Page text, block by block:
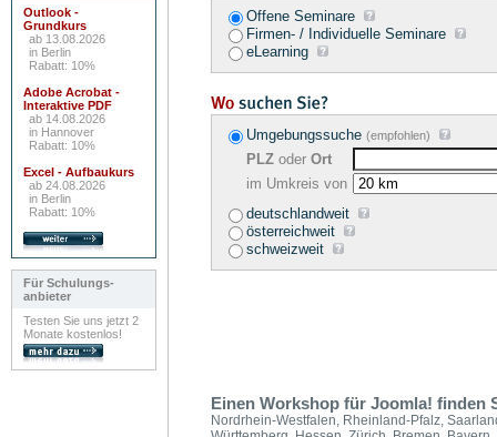
Outlook -
Grundkurs
ab 13.08.2026
in Berlin
Rabatt: 10%
Adobe Acrobat -
Interaktive PDF
ab 14.08.2026
in Hannover
Rabatt: 10%
Excel - Aufbaukurs
ab 24.08.2026
in Berlin
Rabatt: 10%
Für Schulungs-
anbieter
Testen Sie uns jetzt 2
Monate kostenlos!
Offene Seminare
Firmen- / Individuelle Seminare
eLearning
Umgebungssuche (empfohlen)
PLZ oder Ort
im Umkreis von
deutschlandweit
österreichweit
schweizweit
Einen Workshop für Joomla! finden
Nordrhein-Westfalen, Rheinland-Pfalz,